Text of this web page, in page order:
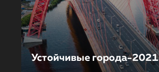
Устойчивые города-2021